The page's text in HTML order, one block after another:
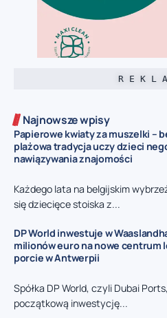
R E K L
Najnowsze wpisy
Papierowe kwiaty za muszelki –
plażowa tradycja uczy dzieci
nawiązywania znajomości
Każdego lata na belgijskim
się dziecięce stoiska z...
DP World inwestuje w
milionów euro na nowe centrum
porcie w Antwerpii
Spółka DP World, czyli Dubai
początkową inwestycję...